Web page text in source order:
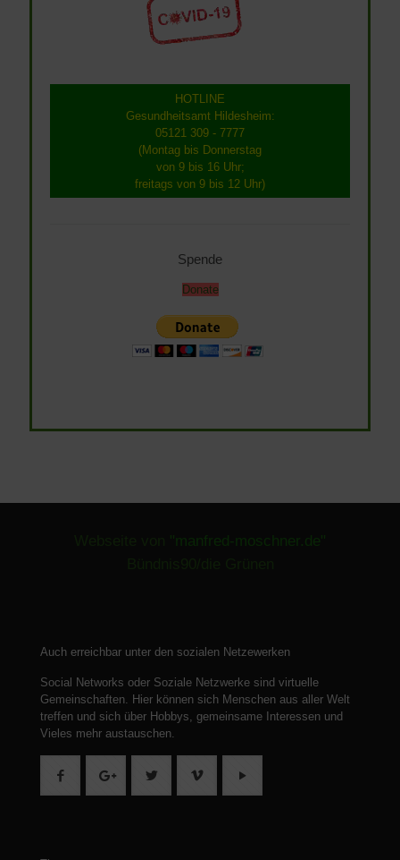
HOTLINE
Gesundheitsamt Hildesheim:
05121 309 - 7777
(Montag bis Donnerstag
von 9 bis 16 Uhr;
freitags von 9 bis 12 Uhr)
Spende
Donate
"manfred-moschner.de"
Auch erreichbar unter den sozialen Netzewerken
Social Networks oder Soziale Netzwerke sind virtuelle
Gemeinschaften. Hier können sich Menschen aus aller Welt
treffen und sich über Hobbys, gemeinsame Interessen und
Vieles mehr austauschen.